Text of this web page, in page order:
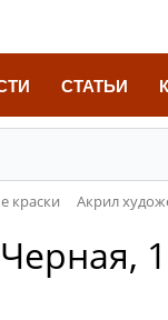
СТАТЬИ
краски Акрил